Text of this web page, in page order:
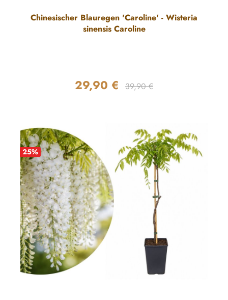
Chinesischer Blauregen 'Caroline' - Wisteria
sinensis Caroline
Verkaufspreis:
29,90 € Regulärer Preis:
39,90 €
25%